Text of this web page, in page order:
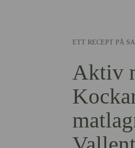
ETT RECEPT PÅ
Aktiv